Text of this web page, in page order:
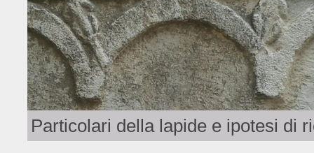
Particolari della lapide e ipotesi di